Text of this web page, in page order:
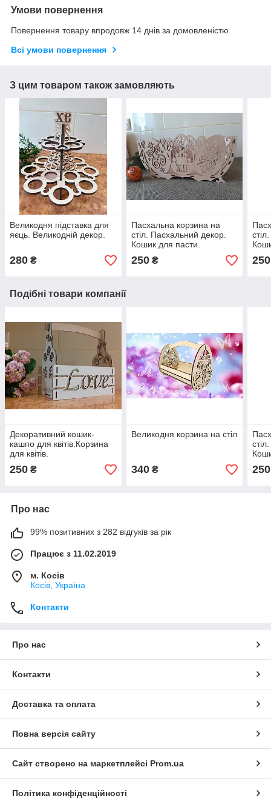
Умови повернення
Повернення товару впродовж 14 днів за домовленістю
Всі умови повернення
З цим товаром також замовляють
Великодня підставка для
яєць. Великодній декор.
280 ₴
Пасхальна корзина на
стіл. Пасхальний декор.
Кошик для пасти.
250₴ 250
Подібні товари компанії
Декоративний кошик-
кашпо для квітів.Корзина
для квітів.
250 ₴
Великодня корзина на стіл
340₴ 250
Про нас
99% позитивних з 282 відгуків за рік
Працює з 11.02.2019
м. Косів
Косів, Україна
Контакти
Про нас
Контакти
Доставка та оплата
Повна версія сайту
Сайт створено на маркетплейсі Prom.ua
Політика конфіденційності